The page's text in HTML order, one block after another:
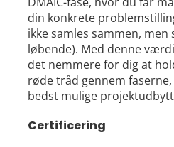
din konkrete
ikke samles sammen, men
løbende). Med denne
det nemmere for dig at
røde tråd gennem
bedst mulige
Certificering